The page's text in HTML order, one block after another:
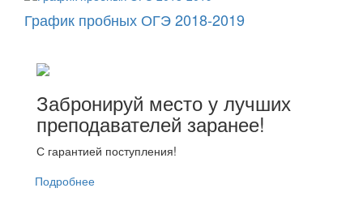
График пробных ОГЭ 2018-2019
Забронируй место у лучших
преподавателей заранее!
С гарантией поступления!
Подробнее